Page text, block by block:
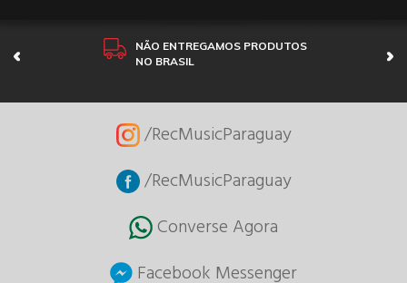
NÃO ENTREGAMOS PRODUTOS
NO BRASIL
/RecMusicParaguay
/RecMusicParaguay
Converse Agora
Facebook Messenger